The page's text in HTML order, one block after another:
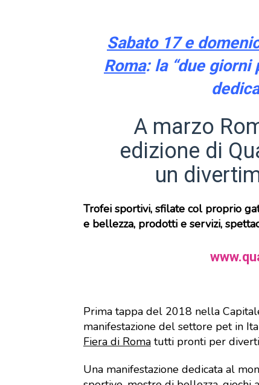
Sabato 17 e
Roma: la “due giorni
A marzo
edizione di
un
Trofei sportivi, sfilate col proprio
e bellezza, prodotti e servizi,
Prima tappa del 2018 nella
manifestazione del settore pet in
Fiera di Roma tutti pronti per
Una manifestazione dedicata al